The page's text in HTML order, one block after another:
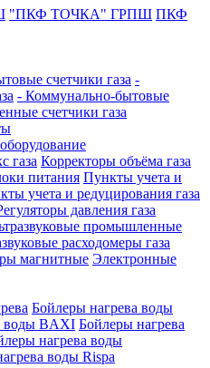
"ПКФ ТОЧКА" ГРПШ ПКФ
счетчики газа -
- Коммунально-бытовые
счетчики газа
газа Корректоры объёма газа
питания Пункты учета и
учета и редуцирования газа
давления газа
промышленные
расходомеры газа
магнитные Электронные
Бойлеры нагрева воды
воды BAXI Бойлеры нагрева
нагрева воды
воды Rispa